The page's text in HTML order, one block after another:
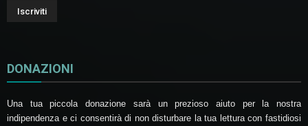
DONAZIONI
Una tua piccola donazione sarà un prezioso aiuto per la nostra
indipendenza e ci consentirà di non disturbare la tua lettura con fastidiosi